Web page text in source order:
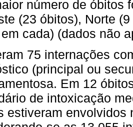
número de óbitos
(23 óbitos), Norte
cada) (dados não
75 internações
(principal ou
Em 12
de intoxicação
estiveram envolvidos